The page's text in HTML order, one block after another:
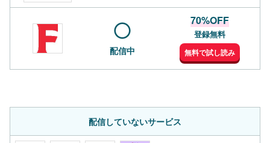
配信中
70%OFF
登録無料
無料で試し読み
配信していないサービス